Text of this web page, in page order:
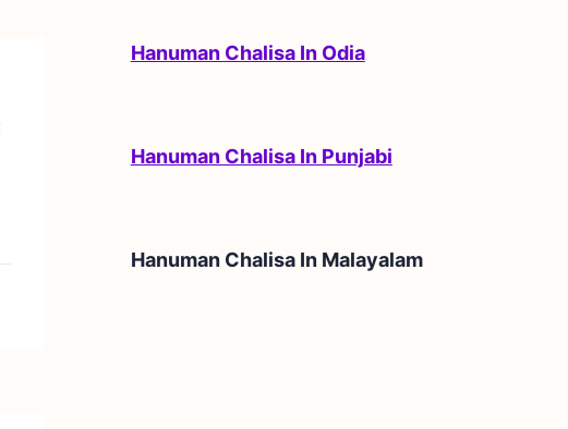
Hanuman Chalisa In Odia
Hanuman Chalisa In Punjabi
Hanuman Chalisa In Malayalam